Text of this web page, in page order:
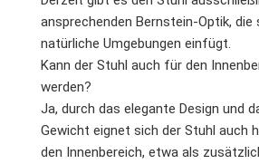
ansprechenden Bernstein-Optik, die
natürliche Umgebungen einfügt.
Kann der Stuhl auch für den
werden?
Ja, durch das elegante Design und
Gewicht eignet sich der Stuhl auch
den Innenbereich, etwa als